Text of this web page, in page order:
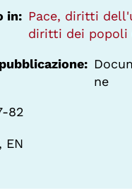
in
Pace, diritti
diritti dei popoli
ne
82
EN